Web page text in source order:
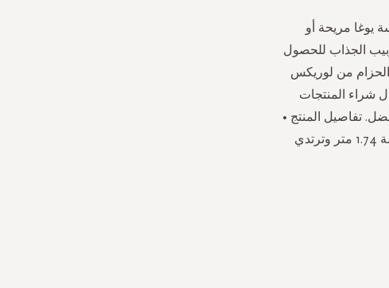
يوغا مريحة أو
الجذاب للحصول
من لوريكس
شراء المنتجات
تفاصيل المنتج •
مزيج قطني • قصة ضيقة • ياقة دائرية • بلا أكمام • لون خالص • طول العارضة 1.74 متر وترتدي